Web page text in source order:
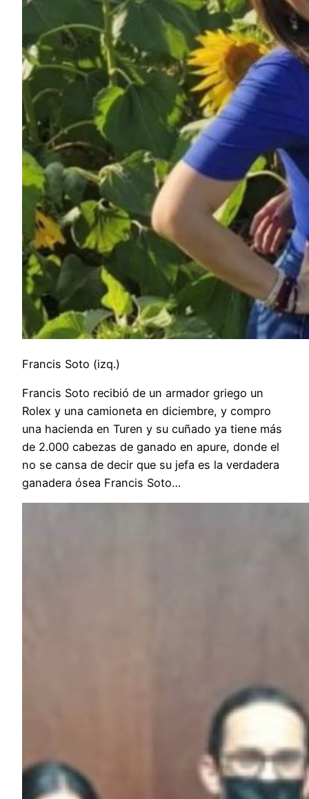
Francis Soto (izq.)
Francis Soto recibió de un armador griego un
Rolex y una camioneta en diciembre, y compro
una hacienda en Turen y su cuñado ya tiene más
de 2.000 cabezas de ganado en apure, donde el
no se cansa de decir que su jefa es la verdadera
ganadera ósea Francis Soto…